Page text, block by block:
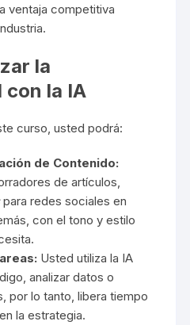
ventaja competitiva
la
con la IA
curso, usted podrá:
de Contenido:
de artículos,
para redes sociales en
con el tono y estilo
Usted utiliza la IA
analizar datos o
por lo tanto, libera tiempo
la estrategia.